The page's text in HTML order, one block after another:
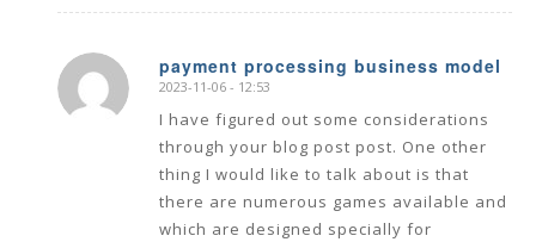
payment processing business model
says:
2023-11-06 - 12:53
I have figured out some considerations
through your blog post post. One other
thing I would like to talk about is that
there are numerous games available and
which are designed specially for